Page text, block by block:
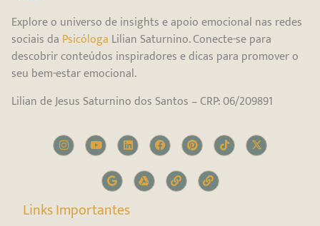
Explore o universo de insights e apoio emocional nas redes
sociais da Psicóloga Lilian Saturnino. Conecte-se para
descobrir conteúdos inspiradores e dicas para promover o
seu bem-estar emocional.
Lilian de Jesus Saturnino dos Santos – CRP: 06/209891
Links Importantes